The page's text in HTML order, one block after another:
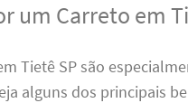
um Carreto em
Tietê SP são
alguns dos principais